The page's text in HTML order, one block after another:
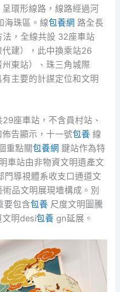
環形線路，線路經過河
海珠區。線包養網 路全長
，全線共設 32座車站
代建），此中換乘站26
東站）、珠三角城際
有主要的計謀定位和文明
座車站，不含員村站、
告顯示，十一號包養 線
重點關包養網 鍵站作為特
車站由非物資文明遺產文
門導視體系收支口通道文
品文明展現墻構成。別
要包含包養 尺度文明圖騰
文明desi包養 gn延展。